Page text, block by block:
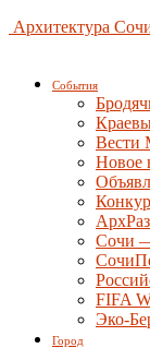
Архитектура
События
Вести
Новое
Сочи
FIFA
Эко-
Город